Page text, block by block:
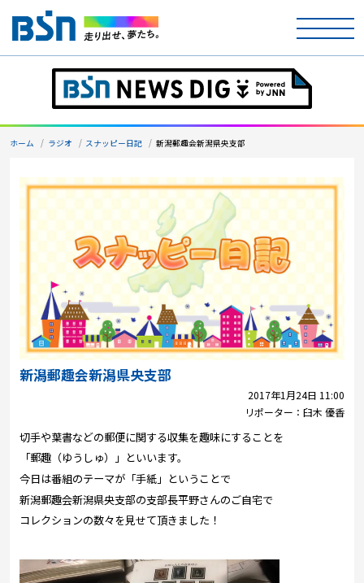
ホーム
テレビ
アナウンサー
イベント
ニュース
天気
プレゼント
キッズ ケンジュ 愛の募金
Well-being
防災・減災
ショッピング
お問い合わせ
ホーム ラジオ スナッピー日記 新潟郵趣会新潟県央支部
新潟郵趣会新潟県央支部
2017年1月24日 11:00
リポーター： 臼木 優香
切手や葉書などの郵便に関する収集を趣味にすることを
「郵趣（ゆうしゅ）」といいます。
今日は番組のテーマが「手紙」ということで
新潟郵趣会新潟県央支部の支部長平野さんのご自宅で
コレクションの数々を見せて頂きました！